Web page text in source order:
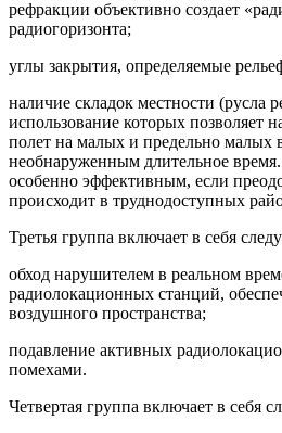
рефракции объективно создает
радиогоризонта;
углы закрытия, определяемые
наличие складок местности (русла
использование которых позволяет
полет на малых и предельно малых
необнаруженным длительное время.
особенно эффективным, если
происходит в труднодоступных
Третья группа включает в себя
обход нарушителем в реальном
радиолокационных станций,
воздушного пространства;
подавление активных
помехами.
Четвертая группа включает в себя